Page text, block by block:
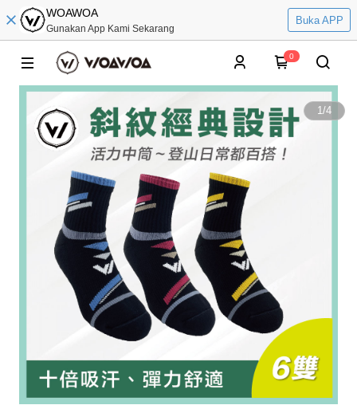
WOAWOA
Gunakan App Kami Sekarang
Buka APP
0
1/4